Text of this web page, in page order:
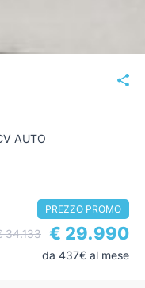
AUTO
PREZZO PROMO
34.133 € 29.990
da 437€ al mese